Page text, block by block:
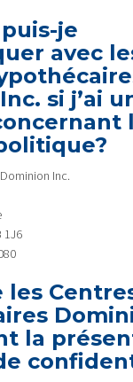
je
avec
si j’ai
Inc.
1J6
les
la